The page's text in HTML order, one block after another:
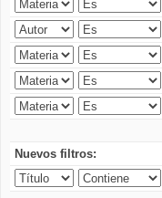
Nuevos filtros: